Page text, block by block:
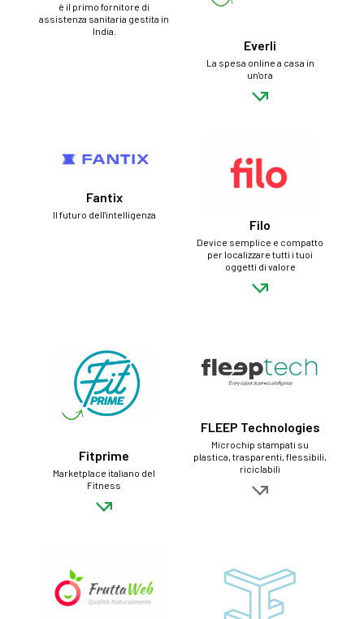
è il primo fornitore di
assistenza sanitaria gestita in
India.
Everli
La spesa online a casa in
un'ora
Fantix
Il futuro dell'intelligenza
Filo
Device semplice e compatto
per localizzare tutti i tuoi
oggetti di valore
Fitprime
Marketplace italiano del
Fitness
FLEEP Technologies
Microchip stampati su
plastica, trasparenti, flessibili,
riciclabili